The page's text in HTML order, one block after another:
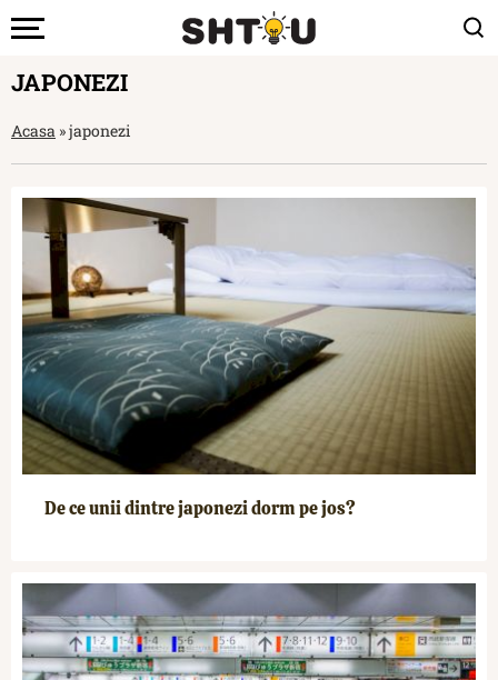
JAPONEZI
Acasa »japonezi
De ce unii dintre japonezi dorm pe jos?